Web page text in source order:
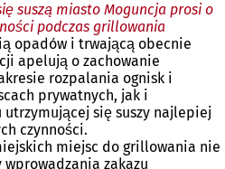
suszą miasto Moguncja prosi o
podczas grillowania
opadów i trwającą obecnie
apelują o zachowanie
rozpalania ognisk i
prywatnych, jak i
się suszy najlepiej
czynności.
miejsc do grillowania nie
zakazu